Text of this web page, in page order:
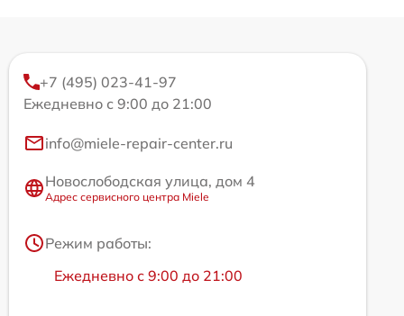
+7 (495) 023-41-97
Ежедневно с 9:00 до 21:00
info@miele-repair-center.ru
Новослободская улица, дом 4
Адрес сервисного центра Miele
Режим работы:
Ежедневно с 9:00 до 21:00